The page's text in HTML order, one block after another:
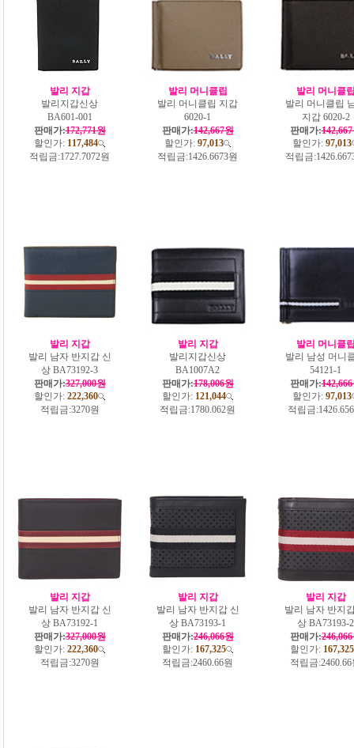
발리 지갑
발리지갑신상
BA601-001
판매가:172,771원
할인가: 117,484
적립금:1727.7072원
발리 머니클립
발리 머니클립 지갑
6020-1
판매가:142,667원
할인가: 97,013
적립금:1426.6673원
발리 머니클
발리 머니클립
지갑 6020-2
판매가:
할인가: 97,013
적립금:
발리 지갑
발리 남자 반지갑 신
상 BA73192-3
판매가:327,000원
할인가: 222,360
적립금:3270원
발리 지갑
발리지갑신상
BA1007A2
판매가:178,006원
할인가: 121,044
적립금:1780.062원
발리 머니클
발리 남성 머니
54121-1
판매가:
할인가: 97,013
적립금:
발리 지갑
발리 남자 반지갑 신
상 BA73192-1
판매가:327,000원
할인가: 222,360
적립금:3270원
발리 지갑
발리 남자 반지갑 신
상 BA73193-1
판매가:246,066원
할인가: 167,325
적립금:2460.66원
발리 지갑
발리 남자 반지
상 BA73193-2
판매가:
할인가: 167,325
적립금: